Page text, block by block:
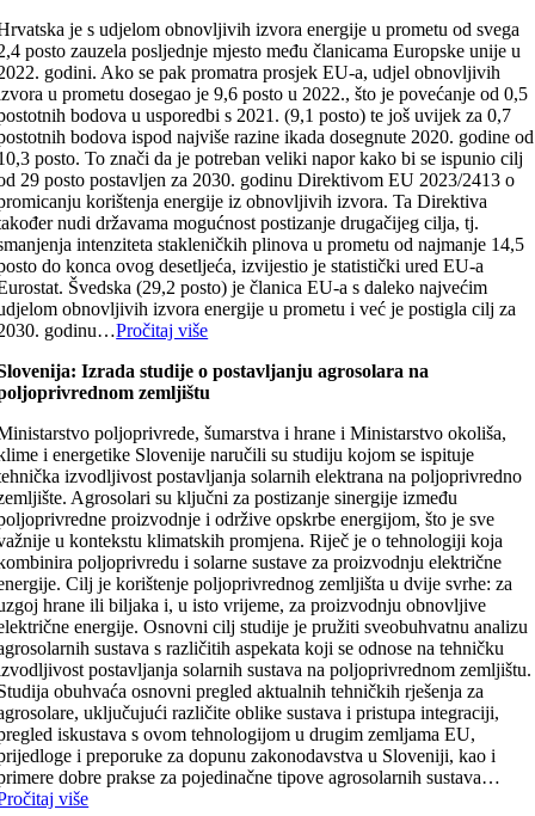
je s udjelom obnovljivih izvora energije u prometu od svega
posto zauzela posljednje mjesto među članicama Europske unije u
godini. Ako se pak promatra prosjek EU-a, udjel obnovljivih
u prometu dosegao je 9,6 posto u 2022., što je povećanje od 0,5
bodova u usporedbi s 2021. (9,1 posto) te još uvijek za 0,7
bodova ispod najviše razine ikada dosegnute 2020. godine od
posto. To znači da je potreban veliki napor kako bi se ispunio cilj
29 posto postavljen za 2030. godinu Direktivom EU 2023/2413 o
korištenja energije iz obnovljivih izvora. Ta Direktiva
nudi državama mogućnost postizanje drugačijeg cilja, tj.
intenziteta stakleničkih plinova u prometu od najmanje 14,5
do konca ovog desetljeća, izvijestio je statistički ured EU-a
Švedska (29,2 posto) je članica EU-a s daleko najvećim
obnovljivih izvora energije u prometu i već je postigla cilj za
godinu…Pročitaj više
Izrada studije o postavljanju agrosolara na
zemljištu
poljoprivrede, šumarstva i hrane i Ministarstvo okoliša,
i energetike Slovenije naručili su studiju kojom se ispituje
izvodljivost postavljanja solarnih elektrana na poljoprivredno
Agrosolari su ključni za postizanje sinergije između
proizvodnje i održive opskrbe energijom, što je sve
u kontekstu klimatskih promjena. Riječ je o tehnologiji koja
poljoprivredu i solarne sustave za proizvodnju električne
Cilj je korištenje poljoprivrednog zemljišta u dvije svrhe: za
hrane ili biljaka i, u isto vrijeme, za proizvodnju obnovljive
energije. Osnovni cilj studije je pružiti sveobuhvatnu analizu
sustava s različitih aspekata koji se odnose na tehničku
postavljanja solarnih sustava na poljoprivrednom zemljištu.
obuhvaća osnovni pregled aktualnih tehničkih rješenja za
uključujući različite oblike sustava i pristupa integraciji,
iskustava s ovom tehnologijom u drugim zemljama EU,
i preporuke za dopunu zakonodavstva u Sloveniji, kao i
dobre prakse za pojedinačne tipove agrosolarnih sustava…
više